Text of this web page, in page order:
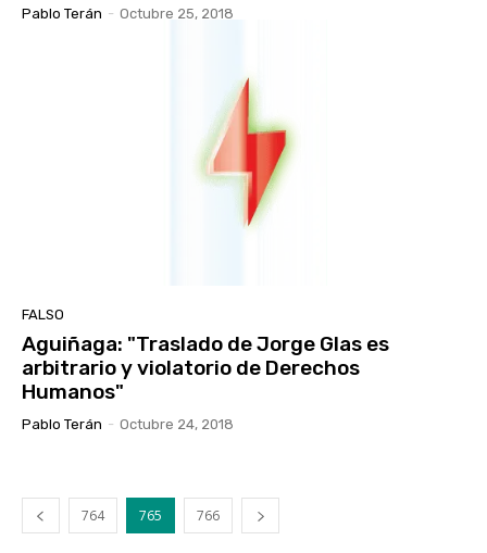
Pablo Terán - Octubre 25, 2018
FALSO
Aguiñaga: "Traslado de Jorge Glas es
arbitrario y violatorio de Derechos
Humanos"
Pablo Terán - Octubre 24, 2018
764 765 766